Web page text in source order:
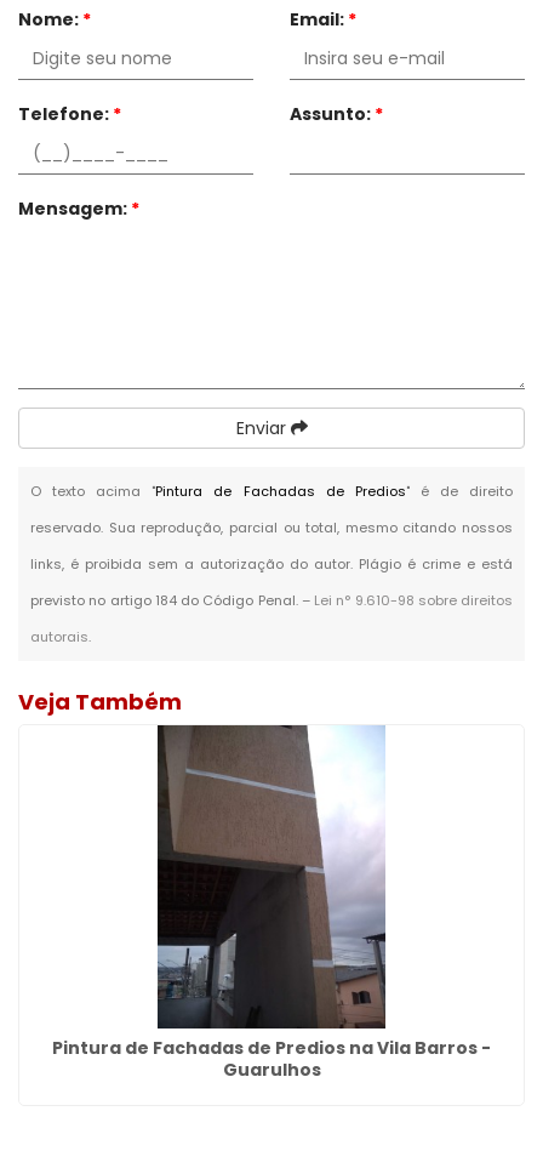
Nome: * Email: *
Telefone: * Assunto: *
Mensagem: *
Enviar
O texto acima "Pintura de Fachadas de Predios" é de direito
reservado. Sua reprodução, parcial ou total, mesmo citando nossos
links, é proibida sem a autorização do autor. Plágio é crime e está
previsto no artigo 184 do Código Penal. – Lei n° 9.610-98 sobre direitos
autorais.
Veja Também
Pintura de Fachadas de Predios na Vila Barros -
Guarulhos